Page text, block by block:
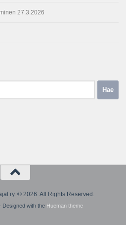
27.3.2026
ry. © 2026. All Rights Reserved.
Designed with the Hueman theme